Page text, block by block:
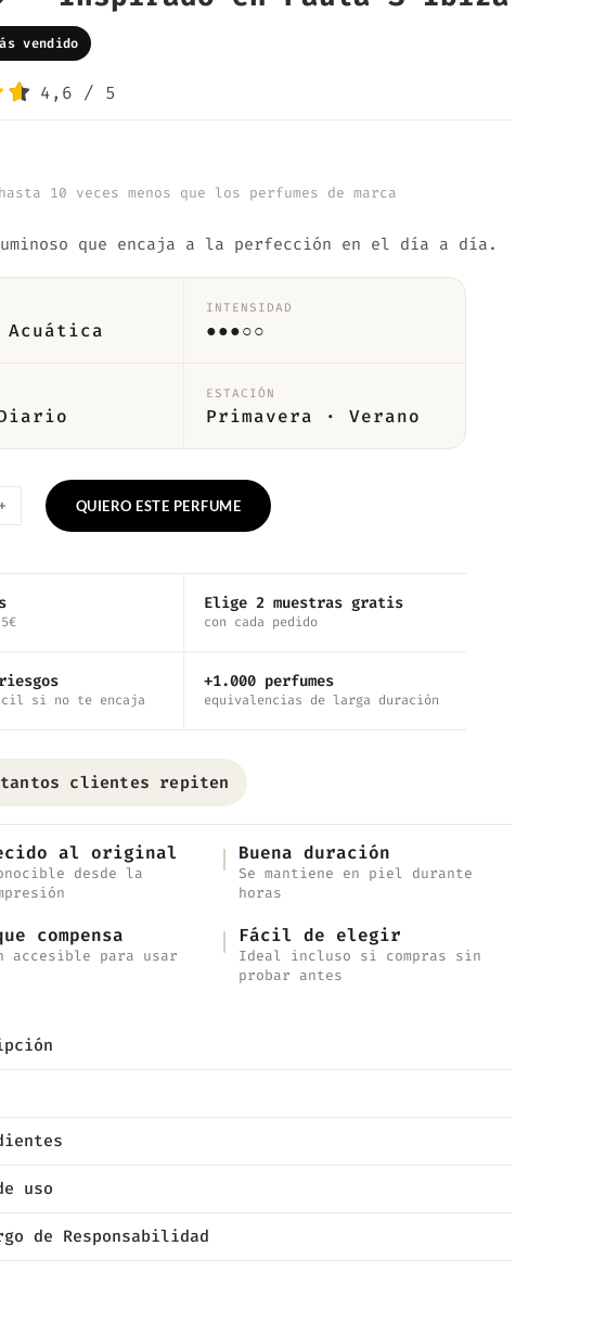
vendido
4,6 / 5
10 veces menos que los perfumes de marca
que encaja a la perfección en el día a día.
INTENSIDAD
●●●○○
ESTACIÓN
Primavera · Verano
QUIERO ESTE PERFUME
Elige 2 muestras gratis
con cada pedido
si no te encaja
+1.000 perfumes
equivalencias de larga duración
tantos clientes repiten
al original
desde la
Buena duración
Se mantiene en piel durante
horas
compensa
accesible para usar
Fácil de elegir
Ideal incluso si compras sin
probar antes
uso
de Responsabilidad